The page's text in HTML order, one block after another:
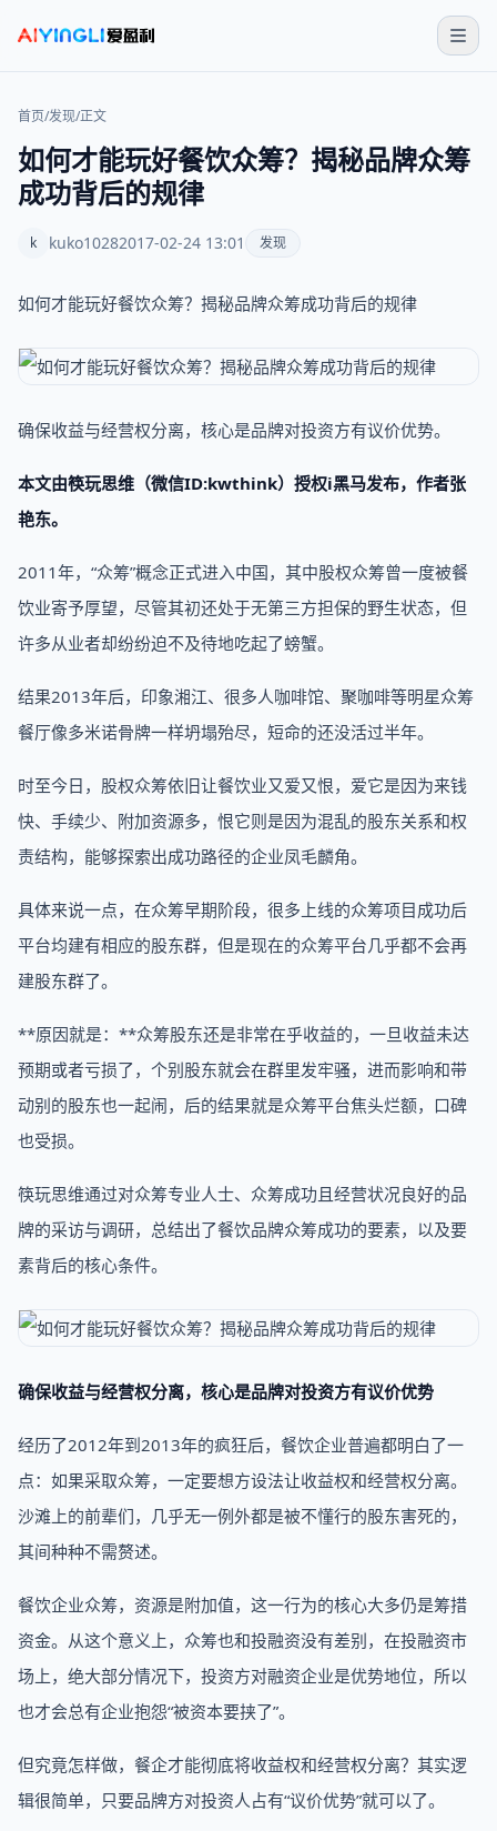
首页/发现/正文
如何才能玩好餐饮众筹？揭秘品牌众筹
成功背后的规律
k kuko10282017-02-24 13:01 发现
如何才能玩好餐饮众筹？揭秘品牌众筹成功背后的规律
确保收益与经营权分离，核心是品牌对投资方有议价优势。
本文由筷玩思维（微信ID:kwthink）授权i黑马发布，作者张
艳东。
2011年，“众筹”概念正式进入中国，其中股权众筹曾一度被餐
饮业寄予厚望，尽管其初还处于无第三方担保的野生状态，但
许多从业者却纷纷迫不及待地吃起了螃蟹。
结果2013年后，印象湘江、很多人咖啡馆、聚咖啡等明星众筹
餐厅像多米诺骨牌一样坍塌殆尽，短命的还没活过半年。
时至今日，股权众筹依旧让餐饮业又爱又恨，爱它是因为来钱
快、手续少、附加资源多，恨它则是因为混乱的股东关系和权
责结构，能够探索出成功路径的企业凤毛麟角。
具体来说一点，在众筹早期阶段，很多上线的众筹项目成功后
平台均建有相应的股东群，但是现在的众筹平台几乎都不会再
建股东群了。
**原因就是：**众筹股东还是非常在乎收益的，一旦收益未达
预期或者亏损了，个别股东就会在群里发牢骚，进而影响和带
动别的股东也一起闹，后的结果就是众筹平台焦头烂额，口碑
也受损。
筷玩思维通过对众筹专业人士、众筹成功且经营状况良好的品
牌的采访与调研，总结出了餐饮品牌众筹成功的要素，以及要
素背后的核心条件。
确保收益与经营权分离，核心是品牌对投资方有议价优势
经历了2012年到2013年的疯狂后，餐饮企业普遍都明白了一
点：如果采取众筹，一定要想方设法让收益权和经营权分离。
沙滩上的前辈们，几乎无一例外都是被不懂行的股东害死的，
其间种种不需赘述。
餐饮企业众筹，资源是附加值，这一行为的核心大多仍是筹措
资金。从这个意义上，众筹也和投融资没有差别，在投融资市
场上，绝大部分情况下，投资方对融资企业是优势地位，所以
也才会总有企业抱怨“被资本要挟了”。
但究竟怎样做，餐企才能彻底将收益权和经营权分离？其实逻
辑很简单，只要品牌方对投资人占有“议价优势”就可以了。